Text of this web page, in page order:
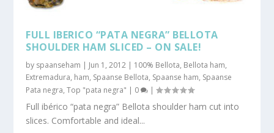
FULL IBERICO “PATA NEGRA” BELLOTA
SHOULDER HAM SLICED – ON SALE!
by spaanseham | Jun 1, 2012 | 100% Bellota, Bellota ham,
Extremadura, ham, Spaanse Bellota, Spaanse ham, Spaanse
Pata negra,Top "pata negra" | 0 |
Full ibérico “pata negra” Bellota shoulder ham cut into
slices. Comfortable and ideal...